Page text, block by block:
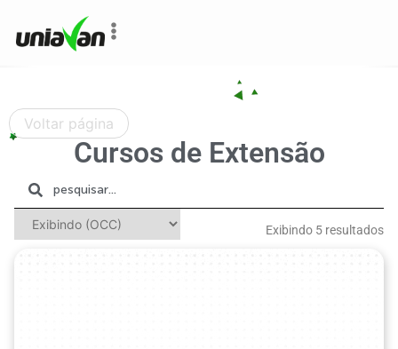
Voltar página
Cursos de Extensão
Exibindo 5 resultados